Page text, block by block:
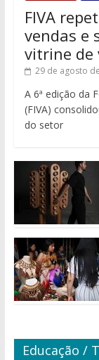
FIVA
vendas e
vitrine de
29 de agosto
A 6ª edição da
(FIVA)
do setor
Educação /